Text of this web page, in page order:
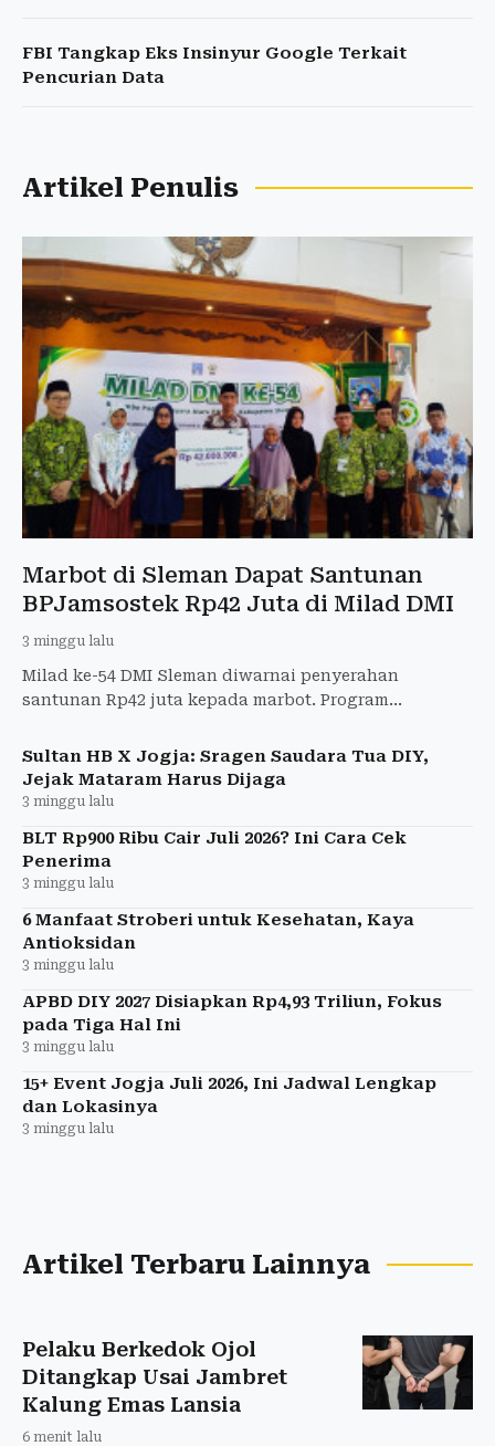
FBI Tangkap Eks Insinyur Google Terkait
Pencurian Data
Artikel Penulis
Marbot di Sleman Dapat Santunan
BPJamsostek Rp42 Juta di Milad DMI
3 minggu lalu
Milad ke-54 DMI Sleman diwarnai penyerahan
santunan Rp42 juta kepada marbot. Program
Baznas, BSI, dan Pemkab Slem
Sultan HB X Jogja: Sragen Saudara Tua DIY,
Jejak Mataram Harus Dijaga
3 minggu lalu
BLT Rp900 Ribu Cair Juli 2026? Ini Cara Cek
Penerima
3 minggu lalu
6 Manfaat Stroberi untuk Kesehatan, Kaya
Antioksidan
3 minggu lalu
APBD DIY 2027 Disiapkan Rp4,93 Triliun, Fokus
pada Tiga Hal Ini
3 minggu lalu
15+ Event Jogja Juli 2026, Ini Jadwal Lengkap
dan Lokasinya
3 minggu lalu
Artikel Terbaru Lainnya
Pelaku Berkedok Ojol
Ditangkap Usai Jambret
Kalung Emas Lansia
6 menit lalu